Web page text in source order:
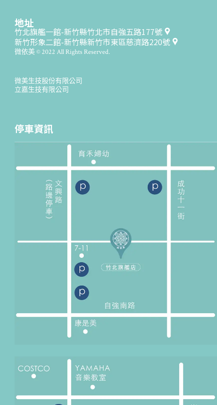
地址
竹北旗艦一館-新竹縣竹北市自強五路177號
新竹形象二館-新竹縣新竹市東區慈濟路220號
微依美 © 2022 All Rights Reserved.
微美生技股份有限公司
立嘉生技有限公司
停車資訊